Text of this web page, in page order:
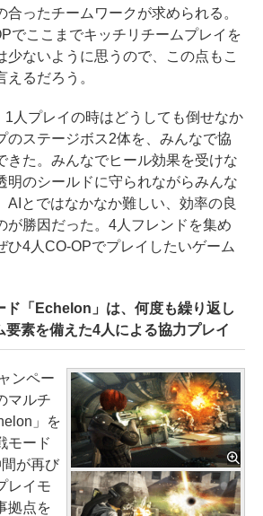
ったチームワークが求められる。
でここまでキッチリチームプレイを
少ないように思うので、この点もこ
るだろう。
人プレイの時はどうしても倒せなか
のステージボス2体を、みんなで協
きた。みんなでヒール効果を受けな
明のシールドに守られながらみんな
AIとではなかなか難しい、効率の良
が勝因だった。4人フレンドを集め
ひ4人CO-OPでプレイしたいゲーム
ド「Echelon」は、何度も繰り返し
要素を備えた4人による協力プレイ
ンペー
マルチ
」を
モード
が再び
レイモ
拠点を